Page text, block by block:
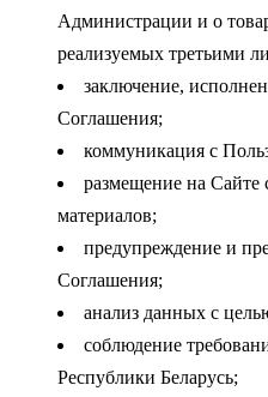
Администрации и о
реализуемых третьими
заключение,
Соглашения;
коммуникация с
размещение на
материалов;
предупреждение и
Соглашения;
анализ данных с
соблюдение
Республики Беларусь;